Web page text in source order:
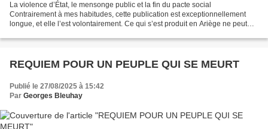
La violence d’État, le mensonge public et la fin du pacte social
Contrairement à mes habitudes, cette publication est exceptionnellement
longue, et elle l’est volontairement. Ce qui s’est produit en Ariège ne peut
REQUIEM POUR UN PEUPLE QUI SE MEURT
Publié le 27/08/2025 à 15:42
Par Georges Bleuhay